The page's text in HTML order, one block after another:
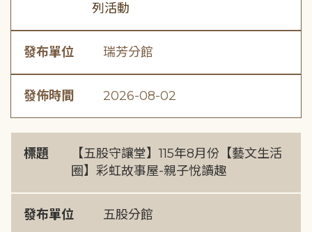
列活動
發布單位 瑞芳分館
發佈時間 2026-08-02
標題
【五股守讓堂】115年8月份【藝文生活
圈】彩虹故事屋-親子悅讀趣
發布單位 五股分館